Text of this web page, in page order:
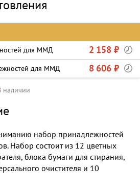
для ММД 2 158 ₽
для ММД 8 606 ₽
наличии
набор принадлежностей
Набор состоит из 12 цветных
блока бумаги для стирания,
очистителя и 10